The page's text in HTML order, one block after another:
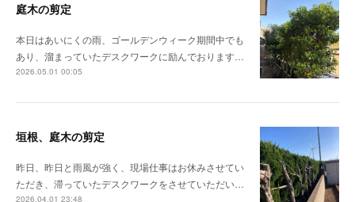
庭木の剪定
本日はあいにくの雨、ゴールデンウィーク期間中でも
あり、溜まっていたデスクワークに励んでおります…
2026.05.01 00:05
垣根、庭木の剪定
昨日、昨日と雨風が強く、現場仕事はお休みさせてい
ただき、滞っていたデスクワークをさせていただい…
2026.04.01 23:48